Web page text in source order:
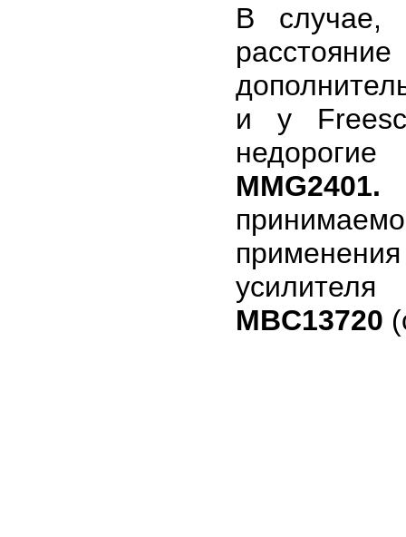
В случае,
и у
MMG2401.
MBC13720